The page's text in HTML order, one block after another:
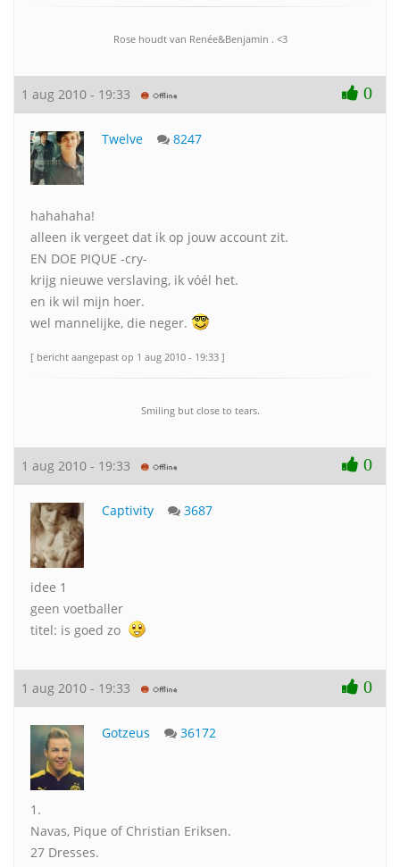
Rose houdt van Renée&Benjamin . <3
1 aug 2010 - 19:33 0
Twelve 8247
hahahaha!
alleen ik vergeet dat ik op jouw account zit.
EN DOE PIQUE -cry-
krijg nieuwe verslaving, ik vóél het.
en ik wil mijn hoer.
wel mannelijke, die neger.
[ bericht aangepast op 1 aug 2010 - 19:33 ]
Smiling but close to tears.
1 aug 2010 - 19:33 0
Captivity 3687
idee 1
geen voetballer
titel: is goed zo
1 aug 2010 - 19:33 0
Gotzeus 36172
1.
Navas, Pique of Christian Eriksen.
27 Dresses.